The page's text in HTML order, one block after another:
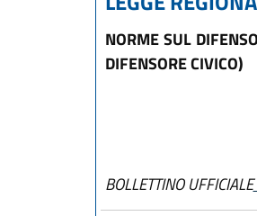
NORME SUL
DIFENSORE CIVICO)
BOLLETTINO UFFICIALE